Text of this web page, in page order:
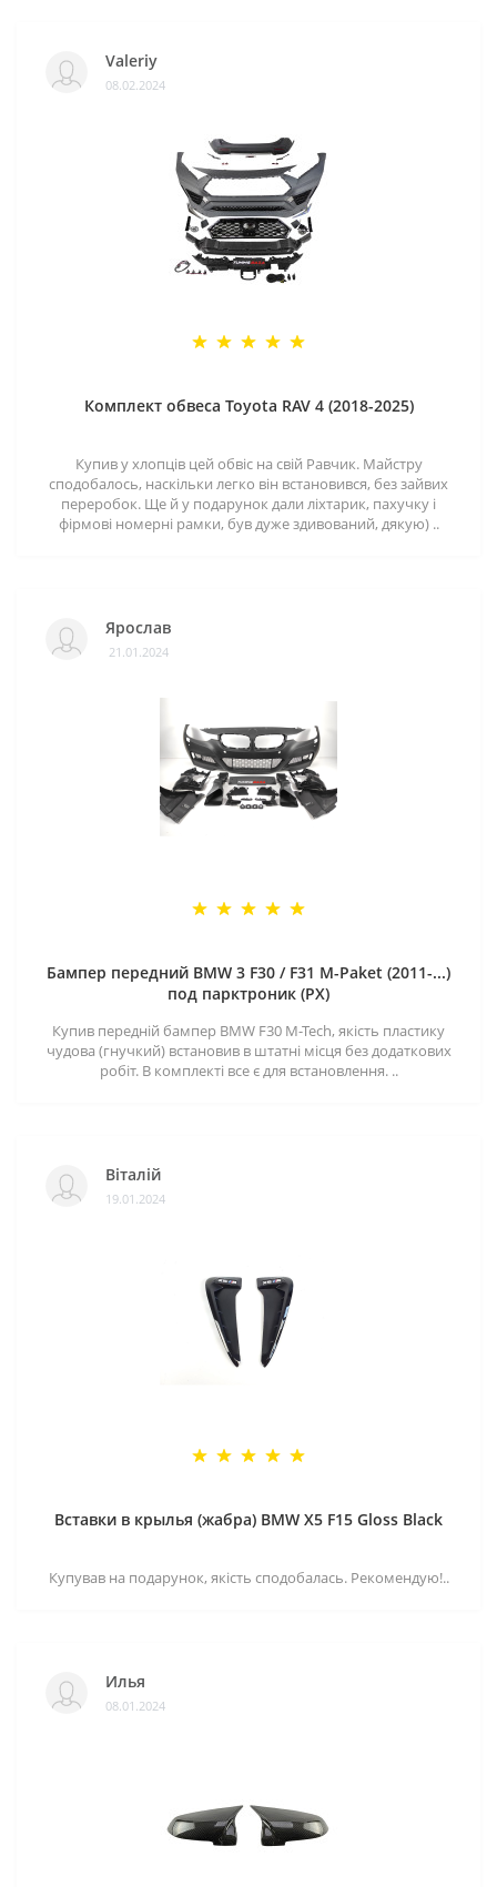
Valeriy
08.02.2024
Комплект обвеса Toyota RAV 4 (2018-2025)
Купив у хлопців цей обвіс на свій Равчик. Майстру
сподобалось, наскільки легко він встановився, без зайвих
переробок. Ще й у подарунок дали ліхтарик, пахучку і
фірмові номерні рамки, був дуже здивований, дякую) ..
Ярослав
21.01.2024
Бампер передний BMW 3 F30 / F31 M-Paket (2011-...)
под парктроник (PX)
Купив передній бампер BMW F30 M-Tech, якість пластику
чудова (гнучкий) встановив в штатні місця без додаткових
робіт. В комплекті все є для встановлення. ..
Віталій
19.01.2024
Вставки в крылья (жабра) BMW X5 F15 Gloss Black
Купував на подарунок, якість сподобалась. Рекомендую!..
Илья
08.01.2024